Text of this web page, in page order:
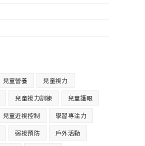
兒童營養 兒童視力
兒童視力訓練 兒童護眼
兒童近視控制 學習專注力
弱視預防 戶外活動